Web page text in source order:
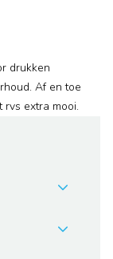
Af en toe
extra mooi.